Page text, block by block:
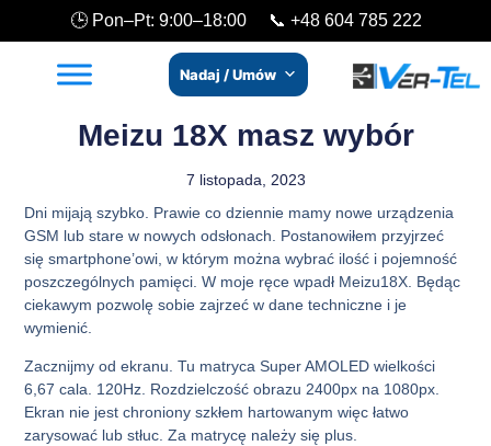
🕒 Pon–Pt: 9:00–18:00 📞 +48 604 785 222
Nadaj / Umów
Meizu 18X masz wybór
7 listopada, 2023
Dni mijają szybko. Prawie co dziennie mamy nowe urządzenia
GSM lub stare w nowych odsłonach. Postanowiłem przyjrzeć
się smartphone’owi, w którym można wybrać ilość i pojemność
poszczególnych pamięci. W moje ręce wpadł Meizu18X. Będąc
ciekawym pozwolę sobie zajrzeć w dane techniczne i je
wymienić.
Zacznijmy od ekranu. Tu matryca Super AMOLED wielkości
6,67 cala. 120Hz. Rozdzielczość obrazu 2400px na 1080px.
Ekran nie jest chroniony szkłem hartowanym więc łatwo
zarysować lub stłuc. Za matrycę należy się plus.